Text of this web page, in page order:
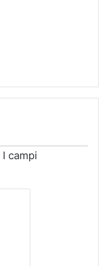
I campi